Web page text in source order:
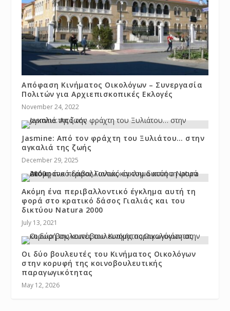
Απόφαση Κινήματος Οικολόγων – Συνεργασία
Πολιτών για Αρχιεπισκοπικές Εκλογές
November 24, 2022
Jasmine: Από τον φράχτη του Ξυλιάτου… στην
αγκαλιά της ζωής
December 29, 2025
Ακόμη ένα περιβαλλοντικό έγκλημα αυτή τη
φορά στο κρατικό δάσος Γιαλιάς και του
δικτύου Natura 2000
July 13, 2021
Οι δύο βουλευτές του Κινήματος Οικολόγων
στην κορυφή της κοινοβουλευτικής
παραγωγικότητας
May 12, 2026